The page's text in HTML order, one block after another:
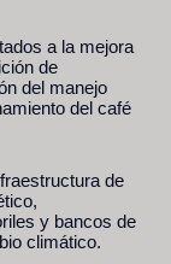
a la mejora
de
del manejo
del café
de
y bancos de
climático.